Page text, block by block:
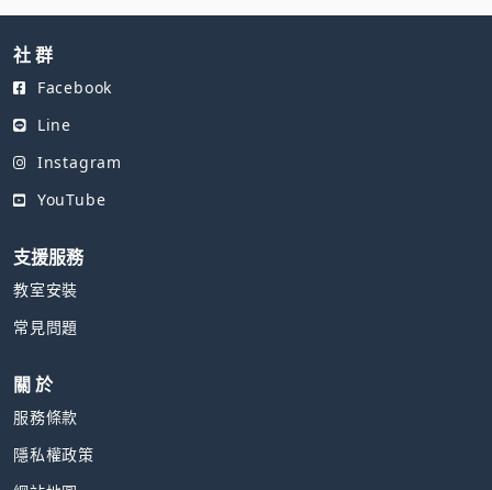
社 群
Facebook
Line
Instagram
YouTube
支援服務
教室安裝
常見問題
關 於
服務條款
隱私權政策